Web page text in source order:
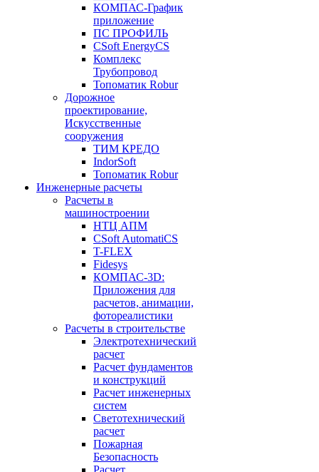
КОМПАС-График
приложение
ПС ПРОФИЛЬ
CSoft EnergyCS
Комплекс
Трубопровод
Топоматик Robur
Дорожное
проектирование,
Искусственные
сооружения
ТИМ КРЕДО
IndorSoft
Топоматик Robur
Инженерные расчеты
Расчеты в
машиностроении
НТЦ АПМ
CSoft AutomatiCS
T-FLEX
Fidesys
КОМПАС-3D:
Приложения для
расчетов, анимации,
фотореалистики
Расчеты в строительстве
Электротехнический
расчет
Расчет фундаментов
и конструкций
Расчет инженерных
систем
Светотехнический
расчет
Пожарная
Безопасность
Расчет